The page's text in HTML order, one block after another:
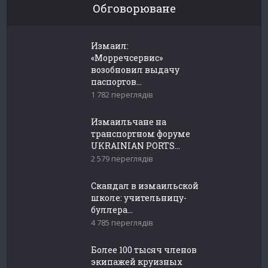
Обговорюване
Измаил:
«Морречсервис»
возобновил выдачу
паспортов...
1 782 переглядів
Измаильчане на
транспортном форуме
UKRAINIAN PORTS...
2 579 переглядів
Скандал в измаильской
школе: учительницу-
буллера...
4 785 переглядів
Более 100 тысяч членов
экипажей круизных